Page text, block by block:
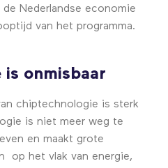
Nederlandse economie
van het programma.
onmisbaar
chiptechnologie is sterk
is niet meer weg te
en maakt grote
op het vlak van energie,